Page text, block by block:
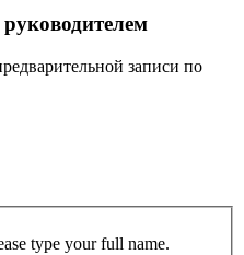
записи по
type your full name.